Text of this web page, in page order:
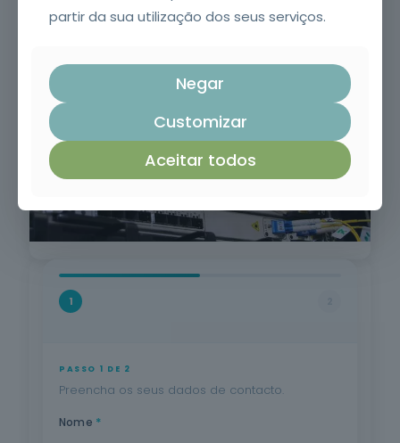
aproveitamento. | Requisitos: Idade mínima
1
PASSO 1 DE 2
Preencha os seus dados de contacto.
Nome *
partir da sua utilização dos seus serviços.
Negar
Customizar
Aceitar todos